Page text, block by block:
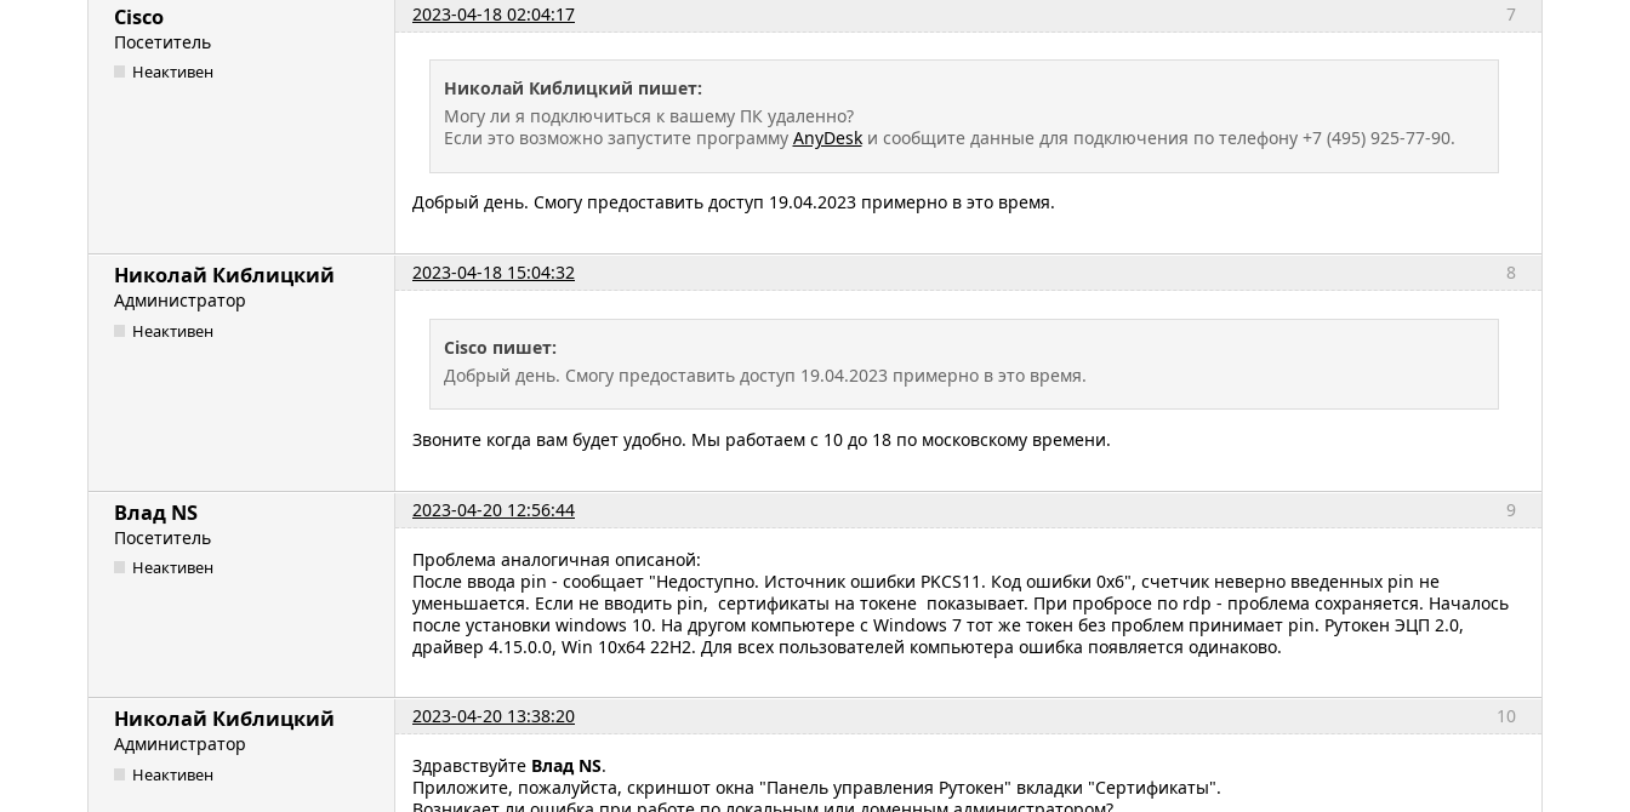
7
Cisco
2023-04-18 02:04:17
Посетитель
Неактивен
Николай Киблицкий пишет:
Могу ли я подключиться к вашему ПК удаленно?
Если это возможно запустите программу AnyDeskи сообщите данные для подключения по телефону +7 (495) 925-77-90.
Добрый день. Смогу предоставить доступ 19.04.2023 примерно в это время.
8
Николай Киблицкий
2023-04-18 15:04:32
Администратор
Неактивен
Cisco пишет:
Добрый день. Смогу предоставить доступ 19.04.2023 примерно в это время.
Звоните когда вам будет удобно. Мы работаем с 10 до 18 по московскому времени.
9
Влад NS
2023-04-20 12:56:44
Посетитель
Неактивен
Проблема аналогичная описаной:
После ввода pin - сообщает "Недоступно. Источник ошибки PKCS11. Код ошибки 0x6", счетчик неверно введенных pin не
уменьшается. Если не вводить pin, сертификаты на токене показывает. При пробросе по rdp - проблема сохраняется. Началось
после установки windows 10. На другом компьютере с Windows 7 тот же токен без проблем принимает pin. Рутокен ЭЦП 2.0,
драйвер 4.15.0.0, Win 10x64 22H2. Для всех пользователей компьютера ошибка появляется одинаково.
10
Николай Киблицкий
2023-04-20 13:38:20
Администратор
Неактивен Здравствуйте Влад NS.
Приложите, пожалуйста, скриншот окна "Панель управления Рутокен" вкладки "Сертификаты".